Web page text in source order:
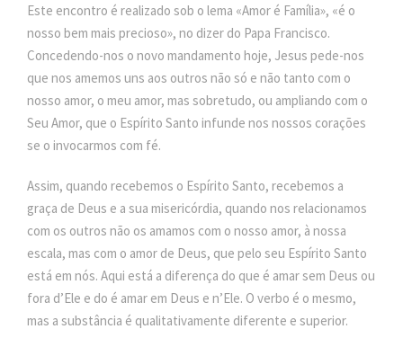
Este encontro é realizado sob o lema «Amor é Família», «é o
nosso bem mais precioso», no dizer do Papa Francisco.
Concedendo-nos o novo mandamento hoje, Jesus pede-nos
que nos amemos uns aos outros não só e não tanto com o
nosso amor, o meu amor, mas sobretudo, ou ampliando com o
Seu Amor, que o Espírito Santo infunde nos nossos corações
se o invocarmos com fé.
Assim, quando recebemos o Espírito Santo, recebemos a
graça de Deus e a sua misericórdia, quando nos relacionamos
com os outros não os amamos com o nosso amor, à nossa
escala, mas com o amor de Deus, que pelo seu Espírito Santo
está em nós. Aqui está a diferença do que é amar sem Deus ou
fora d’Ele e do é amar em Deus e n’Ele. O verbo é o mesmo,
mas a substância é qualitativamente diferente e superior.